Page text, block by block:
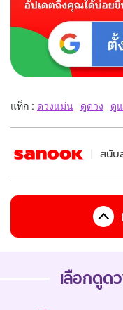
แท็ก : ดวงแม่น ดูดวง ดู
สนับ
เลือกดูด